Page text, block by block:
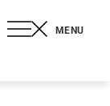
MENU